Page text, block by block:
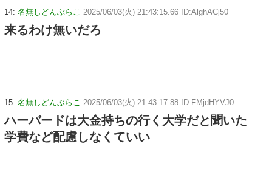
14: 名無しどんぶらこ 2025/06/03(火) 21:43:15.66 ID:AlghACj50
来るわけ無いだろ
15: 名無しどんぶらこ 2025/06/03(火) 21:43:17.88 ID:FMjdHYVJ0
ハーバードは大金持ちの行く大学だと聞いた
学費など配慮しなくていい